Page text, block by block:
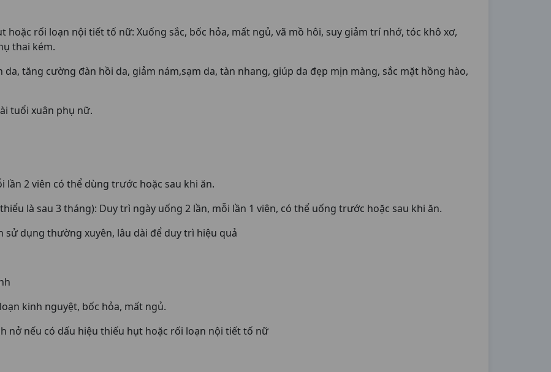
hoặc rối loạn nội tiết tố nữ: Xuống sắc, bốc hỏa, mất ngủ, vã mồ hôi, suy giảm trí nhớ, tóc khô xơ,
thai kém.
tăng cường đàn hồi da, giảm nám,sạm da, tàn nhang, giúp da đẹp mịn màng, sắc mặt hồng hào,
tuổi xuân phụ nữ.
lần 2 viên có thể dùng trước hoặc sau khi ăn.
là sau 3 tháng): Duy trì ngày uống 2 lần, mỗi lần 1 viên, có thể uống trước hoặc sau khi ăn.
dụng thường xuyên, lâu dài để duy trì hiệu quả
kinh nguyệt, bốc hỏa, mất ngủ.
nở nếu có dấu hiệu thiếu hụt hoặc rối loạn nội tiết tố nữ